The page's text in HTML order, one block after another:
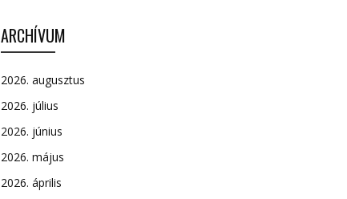
ARCHÍVUM
2026. augusztus
2026. július
2026. június
2026. május
2026. április